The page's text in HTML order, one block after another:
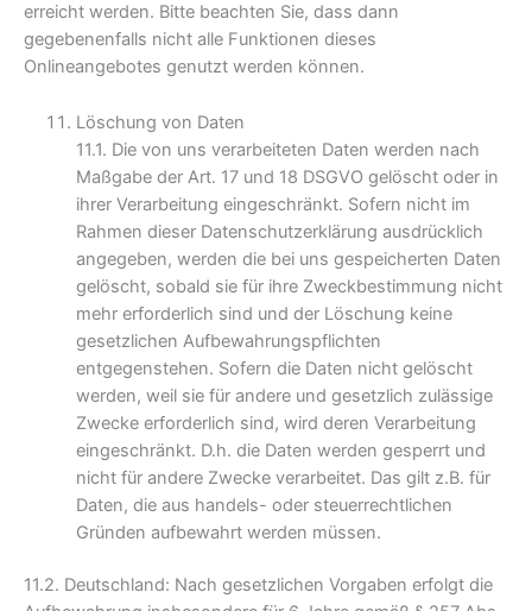
erreicht werden. Bitte beachten Sie, dass dann
gegebenenfalls nicht alle Funktionen dieses
Onlineangebotes genutzt werden können.
Löschung von Daten
11.1. Die von uns verarbeiteten Daten werden nach
Maßgabe der Art. 17 und 18 DSGVO gelöscht oder in
ihrer Verarbeitung eingeschränkt. Sofern nicht im
Rahmen dieser Datenschutzerklärung ausdrücklich
angegeben, werden die bei uns gespeicherten Daten
gelöscht, sobald sie für ihre Zweckbestimmung nicht
mehr erforderlich sind und der Löschung keine
gesetzlichen Aufbewahrungspflichten
entgegenstehen. Sofern die Daten nicht gelöscht
werden, weil sie für andere und gesetzlich zulässige
Zwecke erforderlich sind, wird deren Verarbeitung
eingeschränkt. D.h. die Daten werden gesperrt und
nicht für andere Zwecke verarbeitet. Das gilt z.B. für
Daten, die aus handels- oder steuerrechtlichen
Gründen aufbewahrt werden müssen.
11.2. Deutschland: Nach gesetzlichen Vorgaben erfolgt die